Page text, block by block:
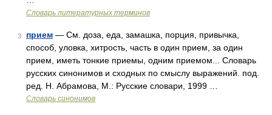
Словарь литературных терминов
3 прием — См. доза, еда, замашка, порция, привычка,
способ, уловка, хитрость, часть в один прием, за один
прием, иметь тонкие приемы, одним приемом... Словарь
русских синонимов и сходных по смыслу выражений. под.
ред. Н. Абрамова, М.: Русские словари, 1999 …
Словарь синонимов